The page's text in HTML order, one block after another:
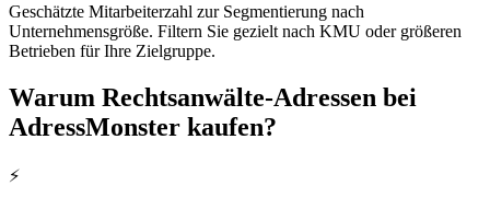
Geschätzte Mitarbeiterzahl zur Segmentierung nach
Unternehmensgröße. Filtern Sie gezielt nach KMU oder größeren
Betrieben für Ihre Zielgruppe.
Warum Rechtsanwälte-Adressen bei
AdressMonster kaufen?
⚡